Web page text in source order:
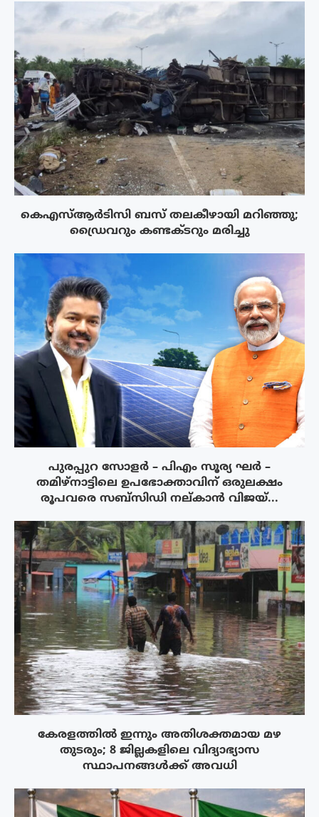
കെഎസ്ആർടിസി ബസ് തലകീഴായി മറിഞ്ഞു;
ഡ്രൈവറും കണ്ടക്ടറും മരിച്ചു
പുരപ്പുറ സോളർ – പിഎം സൂര്യ ഘർ –
തമിഴ്നാട്ടിലെ ഉപഭോക്താവിന് ഒരുലക്ഷം
രൂപവരെ സബ്സിഡി നല്കാൻ വിജയ്...
കേരളത്തിൽ ഇന്നും അതിശക്തമായ മഴ
തുടരും; 8 ജില്ലകളിലെ വിദ്യാഭ്യാസ
സ്ഥാപനങ്ങൾക്ക് അവധി